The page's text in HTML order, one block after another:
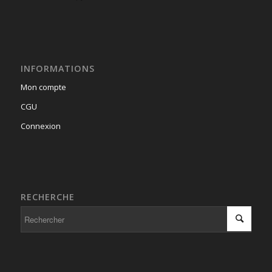
INFORMATIONS
Mon compte
CGU
Connexion
RECHERCHE